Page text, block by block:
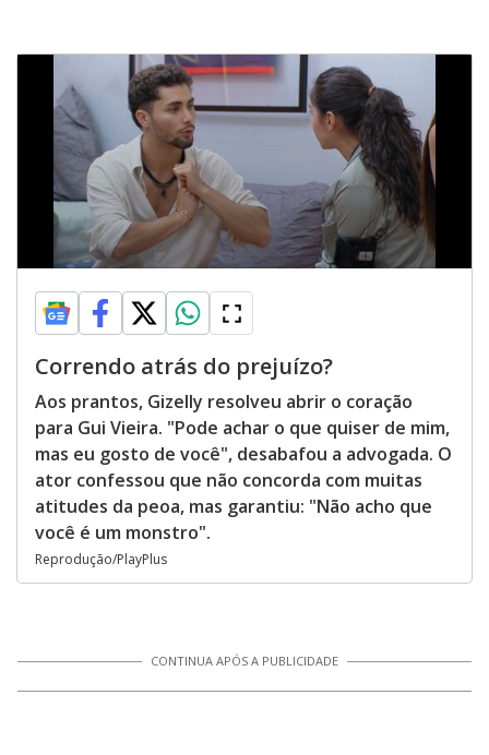
Correndo atrás do prejuízo?
Aos prantos, Gizelly resolveu abrir o coração
para Gui Vieira. "Pode achar o que quiser de mim,
mas eu gosto de você", desabafou a advogada. O
ator confessou que não concorda com muitas
atitudes da peoa, mas garantiu: "Não acho que
você é um monstro".
Reprodução/PlayPlus
CONTINUA APÓS A PUBLICIDADE